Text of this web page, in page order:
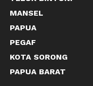
MANSEL
PAPUA
PEGAF
KOTA SORONG
PAPUA BARAT